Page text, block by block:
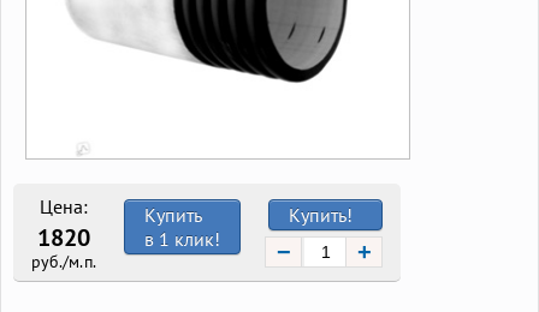
Цена:
1820
руб./м.п.
Купить!
− +
Купить
в 1 клик!